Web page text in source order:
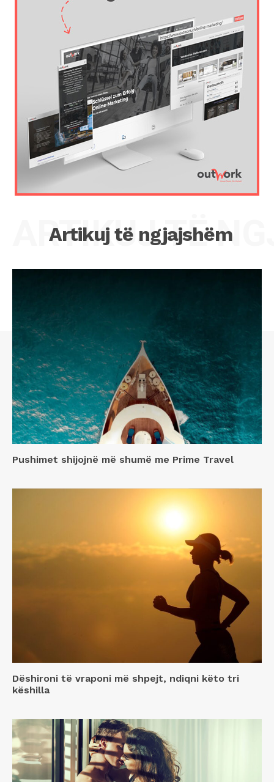
Artikuj të ngjajshëm
ARTIKUJ TË
Pushimet shijojnë më shumë me Prime Travel
Dëshironi të vraponi më shpejt, ndiqni këto tri
këshilla